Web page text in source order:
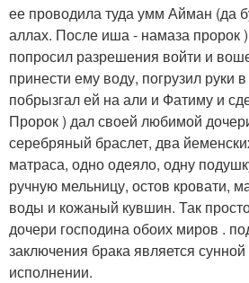
ее проводила туда умм Айман (да
аллах. После иша - намаза пророк
попросил разрешения войти и
принести ему воду, погрузил руки
побрызгал ей на али и Фатиму и
Пророк ) дал своей любимой
серебряный браслет, два
матраса, одно одеяло, одну
ручную мельницу, остов кровати,
воды и кожаный кувшин. Так
дочери господина обоих миров .
заключения брака является сунной
исполнении.